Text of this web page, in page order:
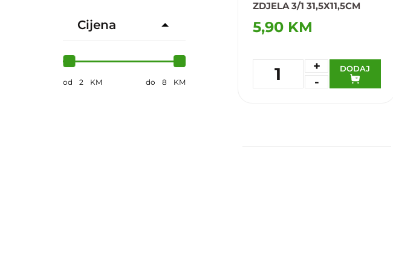
Cijena
od 2 KM do 8 KM
ZDJELA 3/1 31,5X11,5CM
5,90 KM
DODAJ
1
+
-